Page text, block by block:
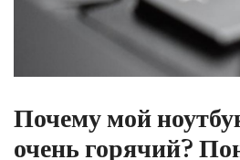
Почему мой
очень горячий?